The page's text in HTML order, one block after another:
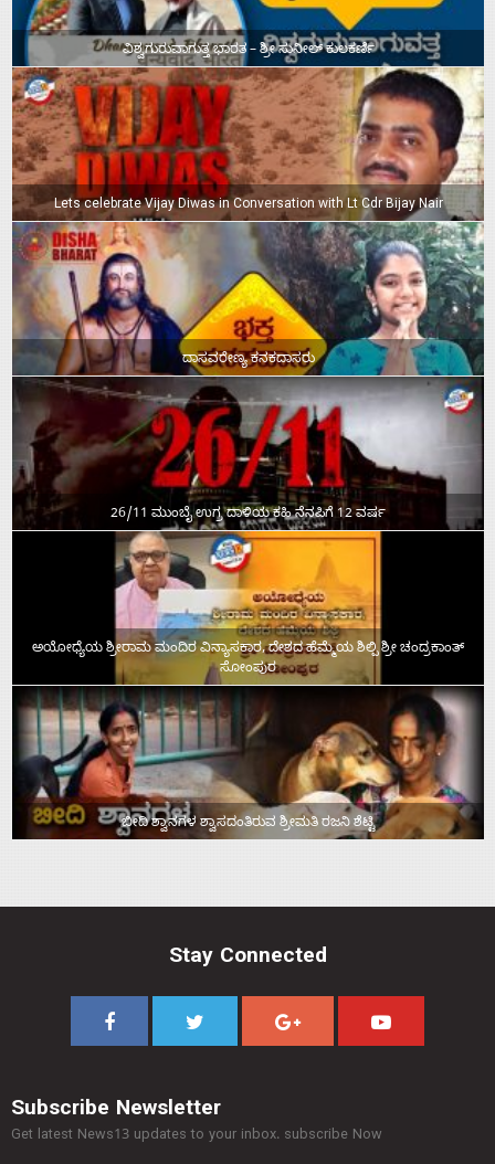
ವಿಶ್ವಗುರುವಾಗುತ್ತ ಭಾರತ – ಶ್ರೀ ಸುನೀಲ್‌ ಕುಲಕರ್ಣಿ
Lets celebrate Vijay Diwas in Conversation with Lt Cdr Bijay Nair
ದಾಸವರೇಣ್ಯ ಕನಕದಾಸರು
26/11 ಮುಂಬೈ ಉಗ್ರ ದಾಳಿಯ ಕಹಿ ನೆನಪಿಗೆ 12 ವರ್ಷ
ಅಯೋಧ್ಯೆಯ ಶ್ರೀರಾಮ ಮಂದಿರ ವಿನ್ಯಾಸಕಾರ, ದೇಶದ ಹೆಮ್ಮೆಯ ಶಿಲ್ಪಿ ಶ್ರೀ ಚಂದ್ರಕಾಂತ್‌
ಸೋಂಪುರ
ಬೀದಿ ಶ್ವಾನಗಳ ಶ್ವಾಸದಂತಿರುವ ಶ್ರೀಮತಿ ರಜನಿ ಶೆಟ್ಟಿ
Stay Connected
Subscribe Newsletter
Get latest News13 updates to your inbox. subscribe Now